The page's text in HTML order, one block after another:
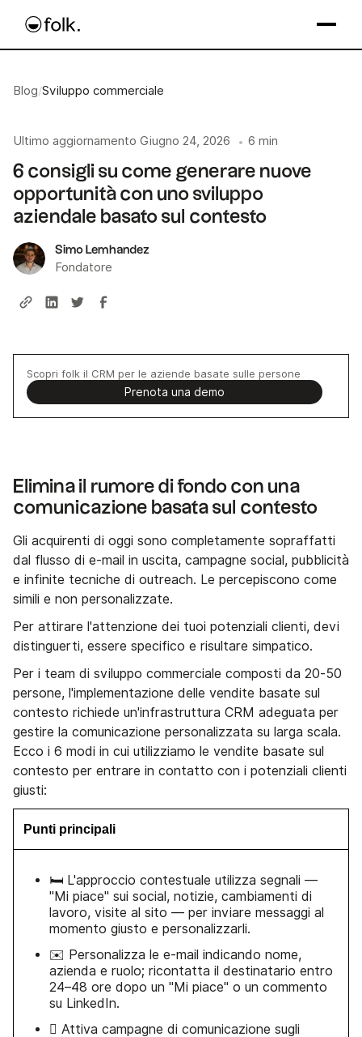
Blog/Sviluppo commerciale
Ultimo aggiornamento Giugno 24, 2026 • 6 min
6 consigli su come generare nuove
opportunità con uno sviluppo
aziendale basato sul contesto
Simo Lemhandez
Fondatore
Scopri folk il CRM per le aziende basate sulle persone
Prenota una demo
Elimina il rumore di fondo con una
comunicazione basata sul contesto
Gli acquirenti di oggi sono completamente sopraffatti
dal flusso di e-mail in uscita, campagne social, pubblicità
e infinite tecniche di outreach. Le percepiscono come
simili e non personalizzate.
Per attirare l'attenzione dei tuoi potenziali clienti, devi
distinguerti, essere specifico e risultare simpatico.
Per i team di sviluppo commerciale composti da 20-50
persone, l'implementazione delle vendite basate sul
contesto richiede un'infrastruttura CRM adeguata per
gestire la comunicazione personalizzata su larga scala.
Ecco i 6 modi in cui utilizziamo le vendite basate sul
contesto per entrare in contatto con i potenziali clienti
giusti:
Punti principali
🛏️ L'approccio contestuale utilizza segnali —
"Mi piace" sui social, notizie, cambiamenti di
lavoro, visite al sito — per inviare messaggi al
momento giusto e personalizzarli.
✉️ Personalizza le e-mail indicando nome,
azienda e ruolo; ricontatta il destinatario entro
24–48 ore dopo un "Mi piace" o un commento
su LinkedIn.
🰩 Attiva campagne di comunicazione sugli